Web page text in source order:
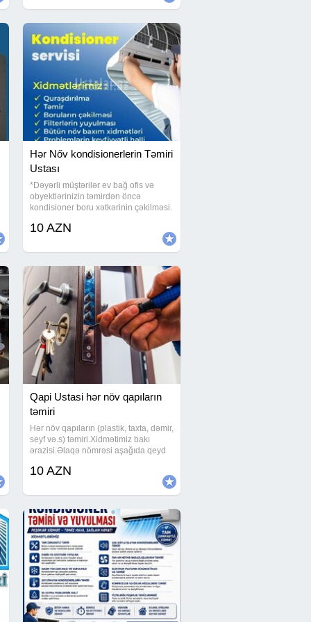
öncə
Hər Nőv kondisionerlerin Təmiri
Ustası
*Dəyərli müştərilər ev bağ ofis və
obyektlərinizin təmirdən öncə
kondisioner boru xətkərinin çəkilməsi.
və quraşdırılması səliqəli və yüksək
zəmanət
10 AZN
Qapi Ustasi hər növ qapıların
təmiri
Hər növ qapıların (plastik, taxta, dəmir,
seyf və.s) təmiri.Xidmətimiz bakı
ərazisi.Əlaqə nömrəsi aşağıda qeyd
səliqəli yanaşırıq.Qapılarınızda
problem varsa bizimlə əlaqə saxlayın
10 AZN